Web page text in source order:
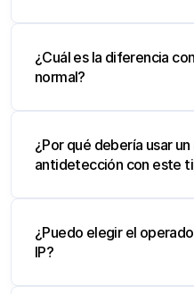
¿Cuál es la diferencia
normal?
¿Por qué debería usar
antidetección con este
¿Puedo elegir el
IP?